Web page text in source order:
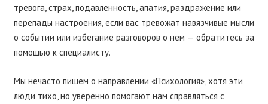
тревога, страх, подавленность, апатия, раздражение или
перепады настроения, если вас тревожат навязчивые мысли
о событии или избегание разговоров о нем — обратитесь за
помощью к специалисту.
Мы нечасто пишем о направлении «Психология», хотя эти
люди тихо, но уверенно помогают нам справляться с